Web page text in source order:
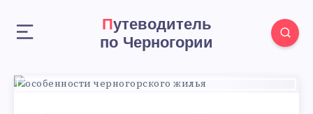
Путеводитель
по Черногории